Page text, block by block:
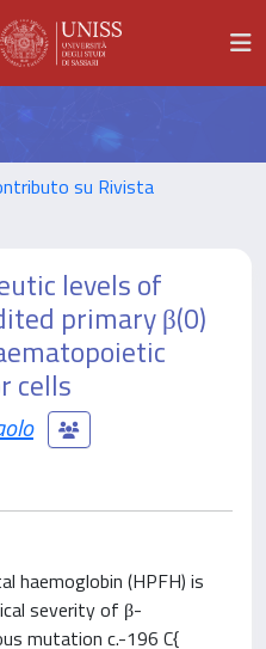
su Rivista
levels of
primary β(0)
cells
haemoglobin (HPFH) is
severity of β-
mutation c.-196 C{